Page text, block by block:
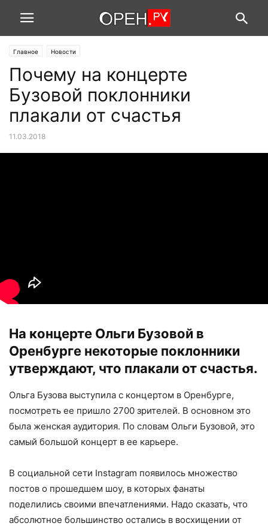
Главное Новости
Почему на концерте
Бузовой поклонники
плакали от счастья
11.03.2018
На концерте Ольги Бузовой в
Оренбурге некоторые поклонники
утверждают, что плакали от счастья.
Ольга Бузова выступила с концертом в Оренбурге,
посмотреть ее пришло 2700 зрителей. В основном это
была женская аудитория. По словам Ольги Бузовой, это
самый большой концерт в ее карьере.
В социальной сети Instagram появилось множество
постов о прошедшем шоу, в которых фанаты
поделились своими впечатлениями. Надо сказать, что
абсолютное большинство остались в восхищении от